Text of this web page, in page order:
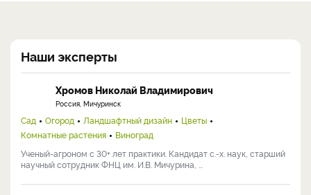
Наши эксперты
Хромов Николай Владимирович
Россия, Мичуринск
Сад Огород Ландшафтный дизайн
Цветы
Комнатные растения
Виноград
Ученый-агроном с 30+ лет практики. Кандидат с.-х. наук, старший
научный сотрудник ФНЦ им. И.В. Мичурина, ...